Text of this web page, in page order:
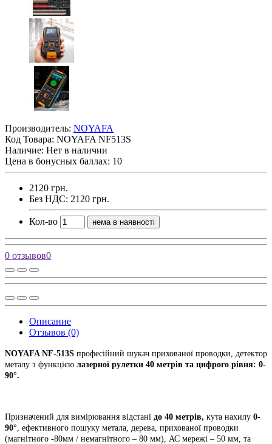
Производитель: NOYAFA
Код Товара: NOYAFA NF513S
Наличие: Нет в наличии
Цена в бонусных баллах: 10
2120 грн.
Без НДС: 2120 грн.
Кол-во нема в наявності
0 отзывов0
Описание
Отзывов (0)
NOYAFA NF-513S професійний шукач прихованої проводки, детектор
металу з функцією лазерної рулетки 40 метрів та цифрого рівня: 0-
90°.
Призначений для вимірювання відстані до 40 метрів, кута нахилу 0-
90° ефективного пошуку метала, дерева, прихованої проводки
(магнітного -80мм / немагнітного – 80 мм), АС мережі – 50 мм, та